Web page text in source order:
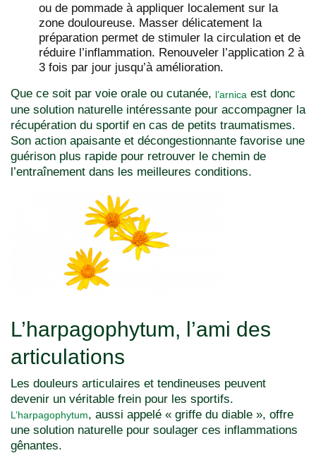
ou de pommade à appliquer localement sur la
zone douloureuse. Masser délicatement la
préparation permet de stimuler la circulation et de
réduire l’inflammation. Renouveler l’application 2 à
3 fois par jour jusqu’à amélioration.
Que ce soit par voie orale ou cutanée, l’arnica est donc
une solution naturelle intéressante pour accompagner la
récupération du sportif en cas de petits traumatismes.
Son action apaisante et décongestionnante favorise une
guérison plus rapide pour retrouver le chemin de
l’entraînement dans les meilleures conditions.
L’harpagophytum, l’ami des
articulations
Les douleurs articulaires et tendineuses peuvent
devenir un véritable frein pour les sportifs.
L’harpagophytum, aussi appelé « griffe du diable », offre
une solution naturelle pour soulager ces inflammations
gênantes.